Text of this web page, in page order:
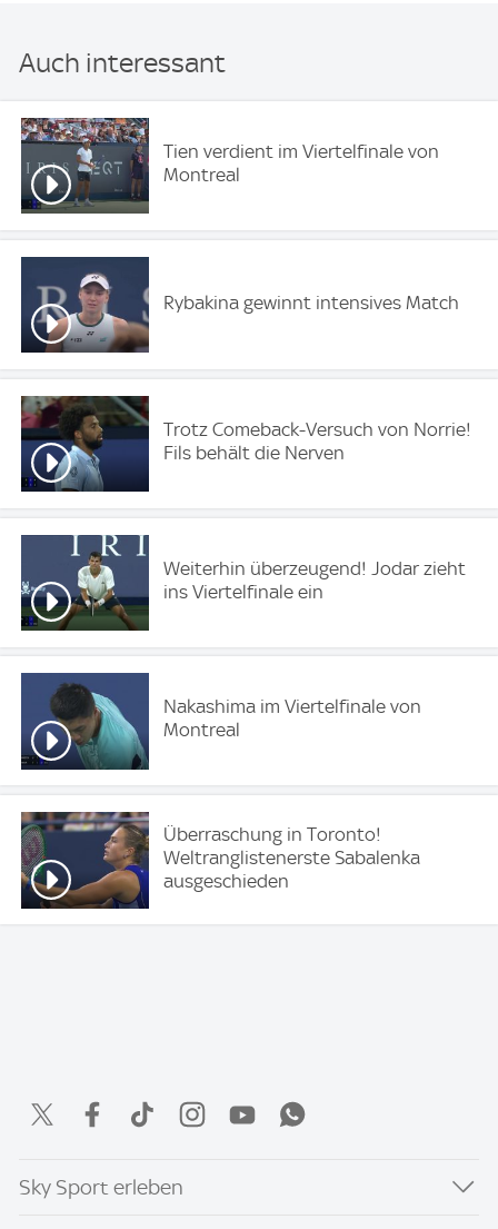
Auch interessant
Tien verdient im Viertelfinale von
Montreal
Rybakina gewinnt intensives Match
Trotz Comeback-Versuch von Norrie!
Fils behält die Nerven
Weiterhin überzeugend! Jodar zieht
ins Viertelfinale ein
Nakashima im Viertelfinale von
Montreal
Überraschung in Toronto!
Weltranglistenerste Sabalenka
ausgeschieden
Sky Sport erleben